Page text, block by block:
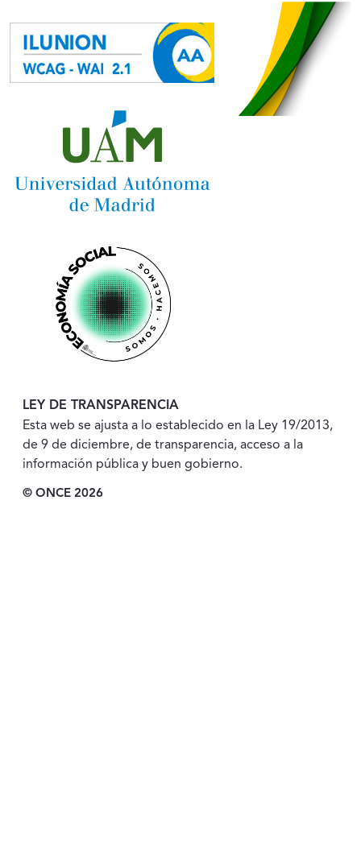
LEY DE TRANSPARENCIA
Esta web se ajusta a lo establecido en la Ley 19/2013,
de 9 de diciembre, de transparencia, acceso a la
información pública y buen gobierno.
© ONCE 2026